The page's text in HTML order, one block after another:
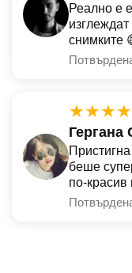
Реално е
снимките
Гергана
беше
по-красив